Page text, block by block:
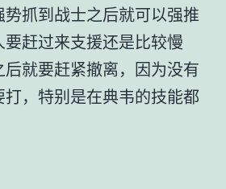
抓到战士之后就可以强推
赶过来支援还是比较慢
就要赶紧撤离，因为没有
，特别是在典韦的技能都